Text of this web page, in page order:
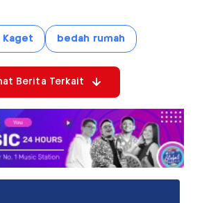
Kaget bedah rumah
Berita Terkait